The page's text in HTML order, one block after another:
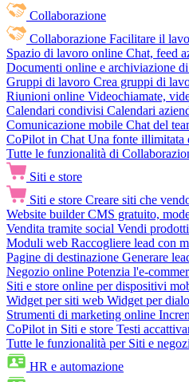
Collaborazione
Collaborazione Facilitare il
Spazio di lavoro online Chat, feed
Documenti online e archiviazione
Gruppi di lavoro Crea gruppi di
Riunioni online Videochiamate,
Calendari condivisi Calendari
Comunicazione mobile Chat del
CoPilot in Chat Una fonte illimitata
Tutte le funzionalità di
Siti e store
Siti e store Creare siti che
Website builder CMS gratuito,
Vendita tramite social Vendi
Moduli web Raccogliere lead con
Pagine di destinazione Generare
Negozio online Potenzia l'e-
Siti e store online per dispositivi
Widget per siti web Widget per
Strumenti di marketing online
CoPilot in Siti e store Testi
Tutte le funzionalità per Siti e negozi
HR e automazione